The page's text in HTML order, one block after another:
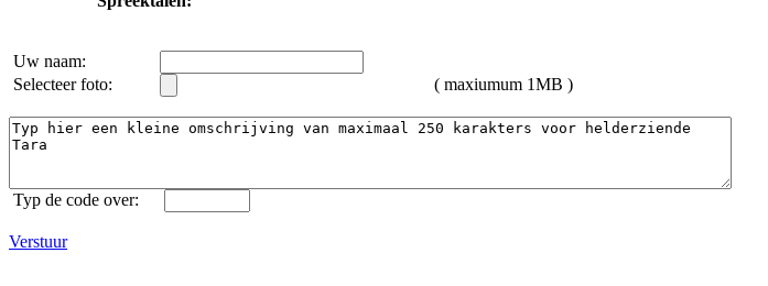
Uw naam:
Selecteer foto:
( maxiumum 1MB )
Typ de code over:
Verstuur